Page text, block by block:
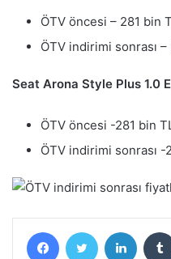
ÖTV öncesi – 281 bin
ÖTV indirimi sonrası
Seat Arona Style Plus 1.0
ÖTV öncesi -281 bin
ÖTV indirimi sonrası
FacebookTwitter LinkedIn